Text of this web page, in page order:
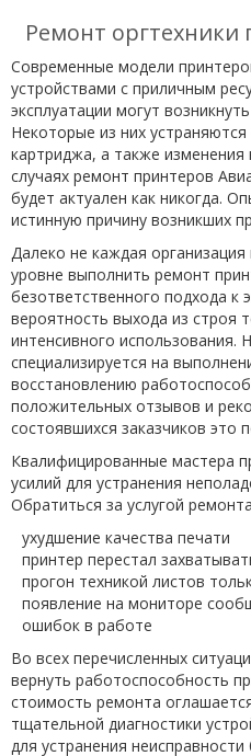
Ремонт
Современные модели
устройствами с приличным
эксплуатации могут
Некоторые из них
картриджа, а также изменения
случаях ремонт принтеров
будет актуален как никогда.
истинную причину возникших
Далеко не каждая
уровне выполнить ремонт
безответственного подхода к
вероятность выхода из строя
интенсивного использования.
специализируется на
восстановлению
положительных отзывов и
состоявшихся заказчиков это
Квалифицированные мастера
усилий для устранения
Обратиться за услугой
ухудшение качества печати
принтер перестал
прогон техникой листов
появление на мониторе
ошибок в работе
Во всех перечисленных
вернуть работоспособность
стоимость ремонта
тщательной диагностики
для устранения